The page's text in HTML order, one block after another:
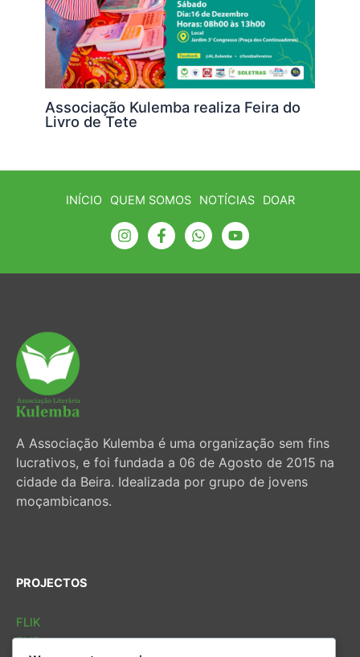
Associação Kulemba realiza Feira do
Livro de Tete
INÍCIO QUEM SOMOS NOTÍCIAS DOAR
A Associação Kulemba é uma organização sem fins
lucrativos, e foi fundada a 06 de Agosto de 2015 na
cidade da Beira. Idealizada por grupo de jovens
moçambicanos.
PROJECTOS
FLIK
FLIB